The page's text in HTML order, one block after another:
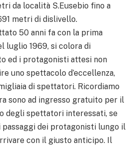
da località S.Eusebio fino a
metri di dislivello.
50 anni fa con la prima
luglio 1969, si colora di
ed i protagonisti attesi non
uno spettacolo d’eccellenza,
di spettatori. Ricordiamo
sono ad ingresso gratuito per il
degli spettatori interessati, se
passaggi dei protagonisti lungo il
con il giusto anticipo. Il